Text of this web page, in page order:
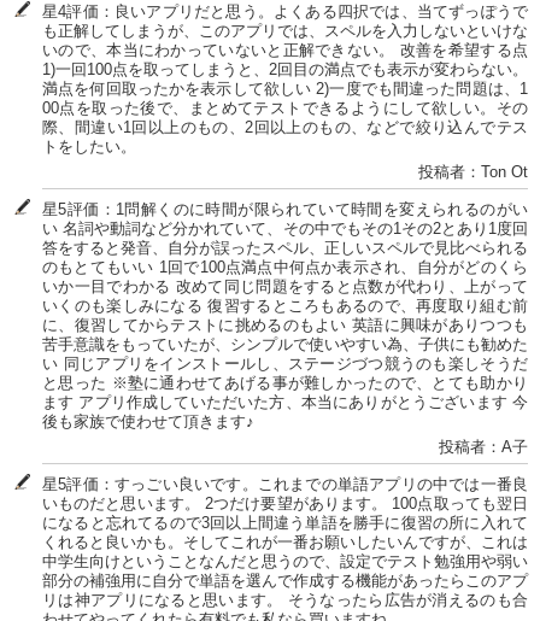
星4評価：良いアプリだと思う。よくある四択では、当てずっぽうで
も正解してしまうが、このアプリでは、スペルを入力しないといけな
いので、本当にわかっていないと正解できない。 改善を希望する点
1)一回100点を取ってしまうと、2回目の満点でも表示が変わらない。
満点を何回取ったかを表示して欲しい 2)一度でも間違った問題は、1
00点を取った後で、まとめてテストできるようにして欲しい。その
際、間違い1回以上のもの、2回以上のもの、などで絞り込んでテス
トをしたい。
投稿者：Ton Ot
星5評価：1問解くのに時間が限られていて時間を変えられるのがい
い 名詞や動詞など分かれていて、その中でもその1その2とあり1度回
答をすると発音、自分が誤ったスペル、正しいスペルで見比べられる
のもとてもいい 1回で100点満点中何点か表示され、自分がどのくら
いか一目でわかる 改めて同じ問題をすると点数が代わり、上がって
いくのも楽しみになる 復習するところもあるので、再度取り組む前
に、復習してからテストに挑めるのもよい 英語に興味がありつつも
苦手意識をもっていたが、シンプルで使いやすい為、子供にも勧めた
い 同じアプリをインストールし、ステージづつ競うのも楽しそうだ
と思った ※塾に通わせてあげる事が難しかったので、とても助かり
ます アプリ作成していただいた方、本当にありがとうございます 今
後も家族で使わせて頂きます♪
投稿者：A子
星5評価：すっごい良いです。これまでの単語アプリの中では一番良
いものだと思います。 2つだけ要望があります。 100点取っても翌日
になると忘れてるので3回以上間違う単語を勝手に復習の所に入れて
くれると良いかも。そしてこれが一番お願いしたいんですが、これは
中学生向けということなんだと思うので、設定でテスト勉強用や弱い
部分の補強用に自分で単語を選んで作成する機能があったらこのアプ
リは神アプリになると思います。 そうなったら広告が消えるのも合